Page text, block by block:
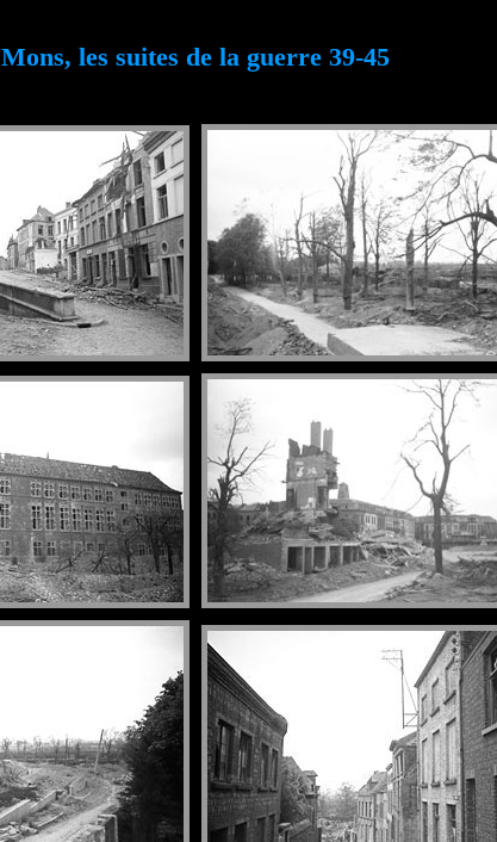
Mons, les suites de la guerre 39-45